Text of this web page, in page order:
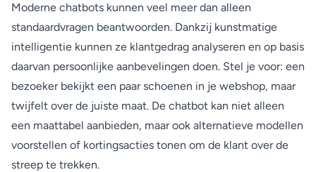
Moderne chatbots kunnen veel meer dan alleen
standaardvragen beantwoorden. Dankzij kunstmatige
intelligentie kunnen ze klantgedrag analyseren en op basis
daarvan persoonlijke aanbevelingen doen. Stel je voor: een
bezoeker bekijkt een paar schoenen in je webshop, maar
twijfelt over de juiste maat. De chatbot kan niet alleen
een maattabel aanbieden, maar ook alternatieve modellen
voorstellen of kortingsacties tonen om de klant over de
streep te trekken.